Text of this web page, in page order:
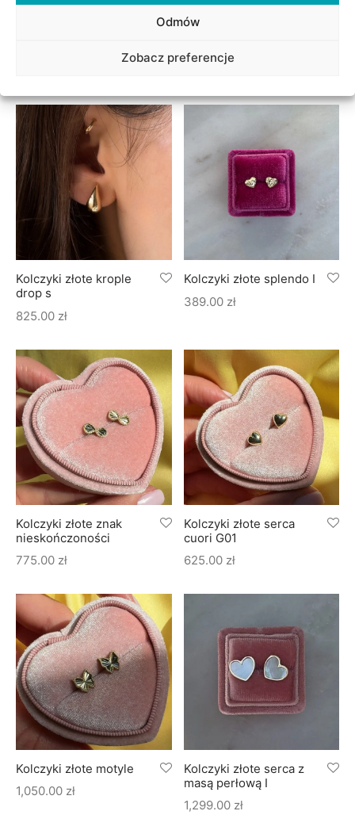
Odmów
Zobacz preferencje
Kolczyki złote krople
drop s
825.00 zł
Kolczyki złote splendo I
389.00 zł
Kolczyki złote znak
nieskończoności
775.00 zł
Kolczyki złote serca
cuori G01
625.00 zł
Kolczyki złote motyle
1,050.00 zł
Kolczyki złote serca z
masą perłową I
1,299.00 zł